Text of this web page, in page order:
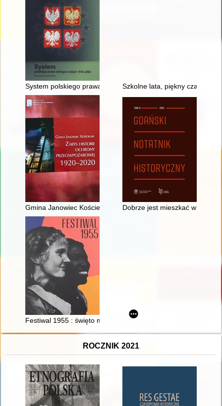
System polskiego prawa celnego w latach 1918-2004
Szkolne lata, piękny czas...
Gmina Janowiec Kościelny : zarys historii ochrony
Dobrze jest mieszkać w
Festiwal 1955 : święto młodości
ROCZNIK 2021